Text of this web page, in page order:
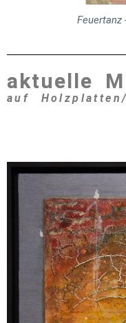
Feuertanz
aktuelle
auf